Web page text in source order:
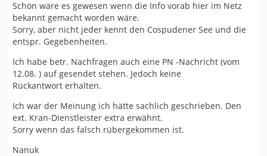
Schön wäre es gewesen wenn die Info vorab hier im Netz
bekannt gemacht worden wäre.
Sorry, aber nicht jeder kennt den Cospudener See und die
entspr. Gegebenheiten.
Ich habe betr. Nachfragen auch eine PN -Nachricht (vom
12.08. ) auf gesendet stehen. Jedoch keine
Rückantwort erhalten.
Ich war der Meinung ich hätte sachlich geschrieben. Den
ext. Kran-Dienstleister extra erwähnt.
Sorry wenn das falsch rübergekommen ist.
Nanuk